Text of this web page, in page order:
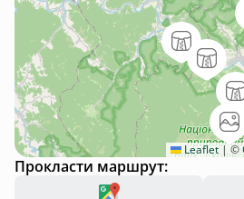
Leaflet|©
Прокласти маршрут: